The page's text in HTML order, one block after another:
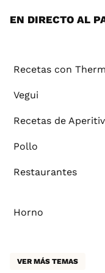
EN DIRECTO AL
Recetas con
Vegui
Recetas de
Pollo
Restaurantes
Horno
VER MÁS TEMAS